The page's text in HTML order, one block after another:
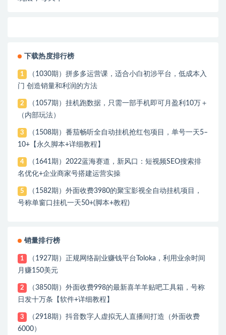
下载热度排行榜
1
（1030期）拼多多运营课，适合小白初涉平台，低成本入
门 创造销量和利润的方法
2
（1057期）挂机跑数据，只需一部手机即可月盈利10万＋
（内部玩法）
3
（1508期）番茄畅听全自动挂机抢红包项目，单号一天5–
10+【永久脚本+详细教程】
4
（1641期）2022蓝海赛道，新风口：短视频SEO搜索排
名优化+企业商家号搭建运营实操
5
（1582期）外面收费3980的聚宝影视全自动挂机项目，
号称单窗口挂机一天50+(脚本+教程)
销量排行榜
1
（1927期）正规网络副业赚钱平台Toloka，利用业余时间
月赚150美元
2
（3850期）外面收费998的最新喜羊羊贴吧工具箱，号称
日发十万条【软件+详细教程】
3
（2918期）抖音数字人虚拟无人直播间打造（外面收费
6000）